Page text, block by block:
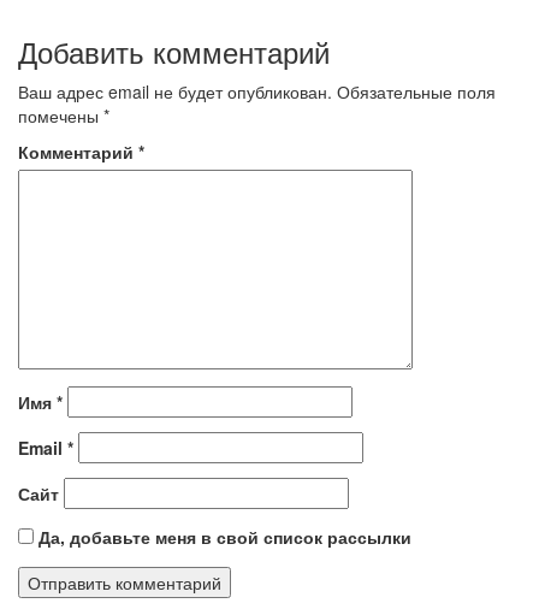
Добавить комментарий
Ваш адрес email не будет опубликован. Обязательные поля
помечены *
Комментарий *
Имя *
Email *
Сайт
Да, добавьте меня в свой список рассылки